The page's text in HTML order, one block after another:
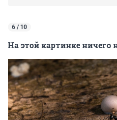
6 / 10
На этой картинке ничего